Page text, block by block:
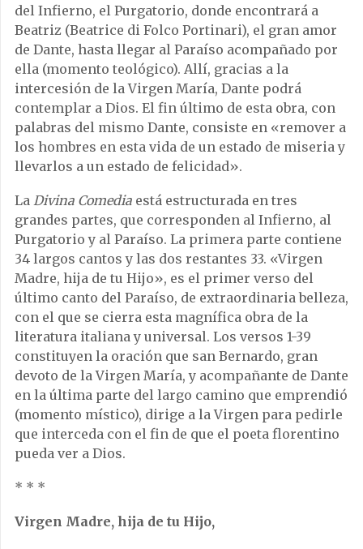
del Infierno, el Purgatorio, donde encontrará a
Beatriz (Beatrice di Folco Portinari), el gran amor
de Dante, hasta llegar al Paraíso acompañado por
ella (momento teológico). Allí, gracias a la
intercesión de la Virgen María, Dante podrá
contemplar a Dios. El fin último de esta obra, con
palabras del mismo Dante, consiste en «remover a
los hombres en esta vida de un estado de miseria y
llevarlos a un estado de felicidad».
La Divina Comedia está estructurada en tres
grandes partes, que corresponden al Infierno, al
Purgatorio y al Paraíso. La primera parte contiene
34 largos cantos y las dos restantes 33. «Virgen
Madre, hija de tu Hijo», es el primer verso del
último canto del Paraíso, de extraordinaria belleza,
con el que se cierra esta magnífica obra de la
literatura italiana y universal. Los versos 1-39
constituyen la oración que san Bernardo, gran
devoto de la Virgen María, y acompañante de Dante
en la última parte del largo camino que emprendió
(momento místico), dirige a la Virgen para pedirle
que interceda con el fin de que el poeta florentino
pueda ver a Dios.
* * *
Virgen Madre, hija de tu Hijo,